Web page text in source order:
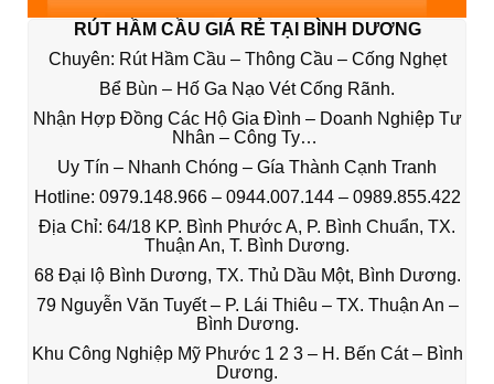
RÚT HẦM CẦU GIÁ RẺ TẠI BÌNH DƯƠNG
Chuyên: Rút Hầm Cầu – Thông Cầu – Cống Nghẹt
Bể Bùn – Hố Ga Nạo Vét Cống Rãnh.
Nhận Hợp Đồng Các Hộ Gia Đình – Doanh Nghiệp Tư
Nhân – Công Ty…
Uy Tín – Nhanh Chóng – Gía Thành Cạnh Tranh
Hotline: 0979.148.966 – 0944.007.144 – 0989.855.422
Địa Chỉ: 64/18 KP. Bình Phước A, P. Bình Chuẩn, TX.
Thuận An, T. Bình Dương.
68 Đại lộ Bình Dương, TX. Thủ Dầu Một, Bình Dương.
79 Nguyễn Văn Tuyết – P. Lái Thiêu – TX. Thuận An –
Bình Dương.
Khu Công Nghiệp Mỹ Phước 1 2 3 – H. Bến Cát – Bình
Dương.